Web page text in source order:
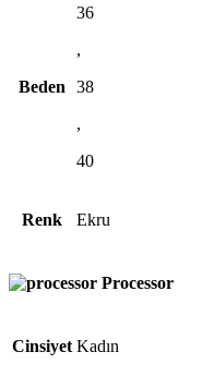
Beden
36
,
38
,
40
Renk Ekru
Processor
Cinsiyet Kadın